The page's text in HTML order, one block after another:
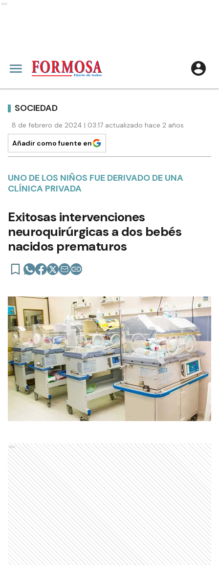
Ads
SOCIEDAD
8 de febrero de 2024 | 03:17 actualizado hace 2 años
Añadir como fuente en
UNO DE LOS NIÑOS FUE DERIVADO DE UNA
CLÍNICA PRIVADA
Exitosas intervenciones
neuroquirúrgicas a dos bebés
nacidos prematuros
Ads